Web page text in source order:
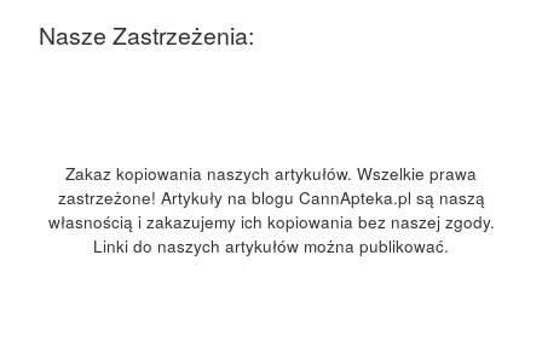
Nasze Zastrzeżenia:
Zakaz kopiowania naszych artykułów. Wszelkie prawa
zastrzeżone! Artykuły na blogu CannApteka.pl są naszą
własnością i zakazujemy ich kopiowania bez naszej zgody.
Linki do naszych artykułów można publikować.